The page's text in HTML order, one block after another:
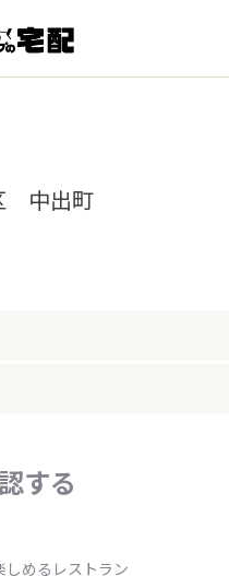
中出町
する
しめるレストラン